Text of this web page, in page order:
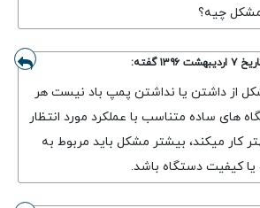
چیه؟
۷ اردیبهشت ۱۳۹۶ گفته:
از داشتن یا نداشتن پمپ باد نیست هر
های ساده متناسب با عملکرد مورد انتظار
کار میکند، بیشتر مشکل باید مربوط به
کیفیت دستگاه باشد.